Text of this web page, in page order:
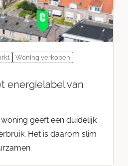
Woning verkopen
energielabel van
geeft een duidelijk
Het is daarom slim